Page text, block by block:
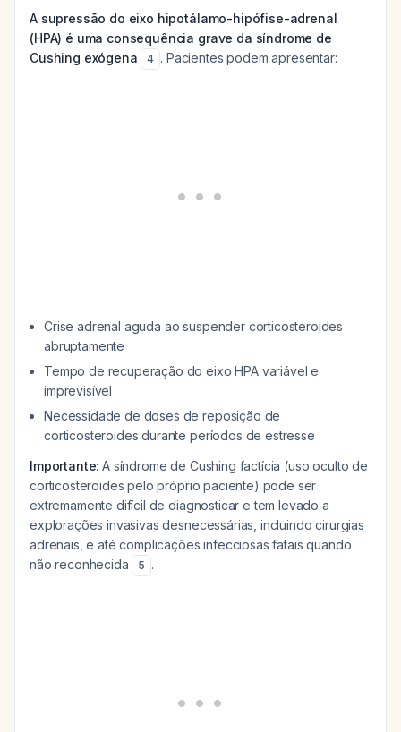
A supressão do eixo hipotálamo-hipófise-adrenal
(HPA) é uma consequência grave da síndrome de
Cushing exógena
4 . Pacientes podem apresentar:
Crise adrenal aguda ao suspender corticosteroides
abruptamente
Tempo de recuperação do eixo HPA variável e
imprevisível
Necessidade de doses de reposição de
corticosteroides durante períodos de estresse
Importante: A síndrome de Cushing factícia (uso oculto de
corticosteroides pelo próprio paciente) pode ser
extremamente difícil de diagnosticar e tem levado a
explorações invasivas desnecessárias, incluindo cirurgias
adrenais, e até complicações infecciosas fatais quando
não reconhecida
5 .